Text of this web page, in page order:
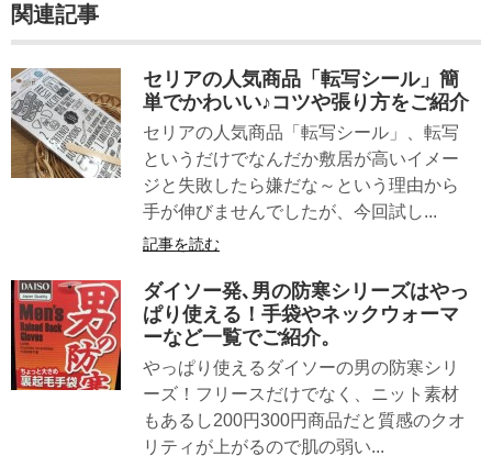
関連記事
セリアの人気商品「転写シール」簡
単でかわいい♪コツや張り方をご紹介
セリアの人気商品「転写シール」、転写
というだけでなんだか敷居が高いイメー
ジと失敗したら嫌だな～という理由から
手が伸びませんでしたが、今回試し...
記事を読む
ダイソー発､男の防寒シリーズはやっ
ぱり使える！手袋やネックウォーマ
ーなど一覧でご紹介。
やっぱり使えるダイソーの男の防寒シリ
ーズ！フリースだけでなく、ニット素材
もあるし200円300円商品だと質感のクオ
リティが上がるので肌の弱い...